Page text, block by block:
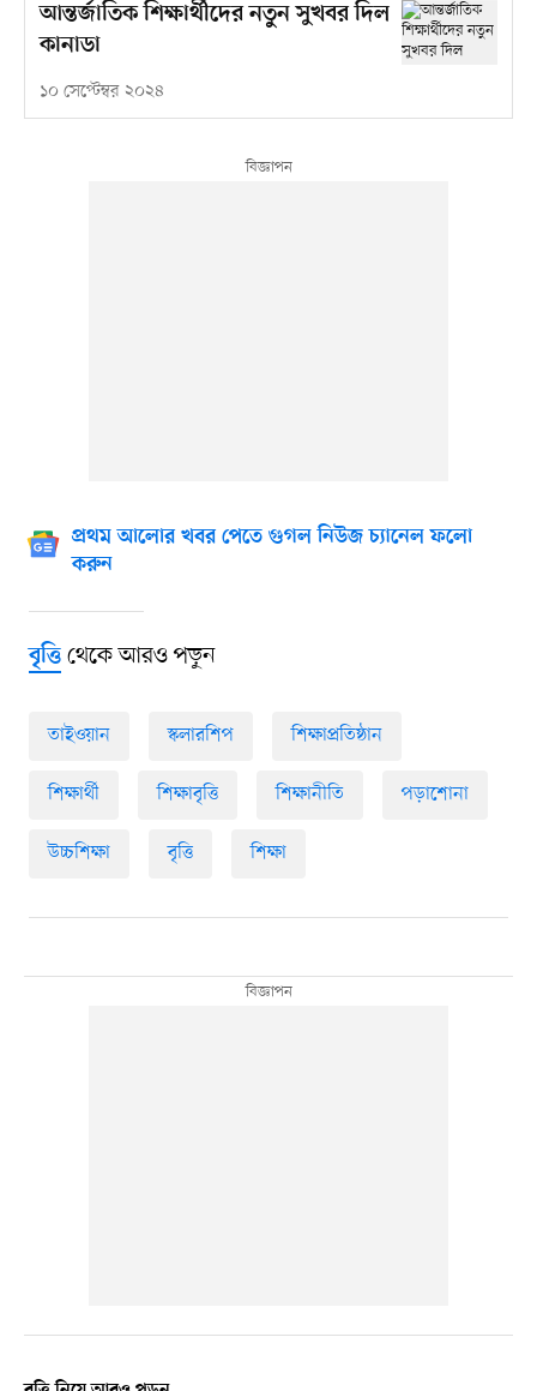
আন্তর্জাতিক শিক্ষার্থীদের নতুন সুখবর দিল
কানাডা
১০ সেপ্টেম্বর ২০২৪
প্রথম আলোর খবর পেতে গুগল নিউজ চ্যানেল ফলো
করুন
বৃত্তিথেকে আরও পড়ুন
তাইওয়ান স্কলারশিপ শিক্ষাপ্রতিষ্ঠান
শিক্ষার্থী শিক্ষাবৃত্তি শিক্ষানীতি পড়াশোনা
উচ্চশিক্ষা বৃত্তি শিক্ষা